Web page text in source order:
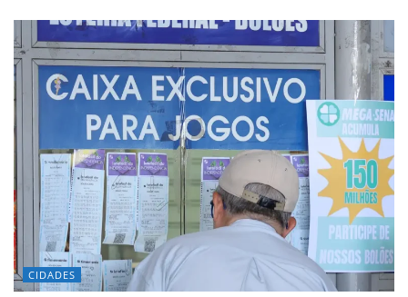
CIDADES